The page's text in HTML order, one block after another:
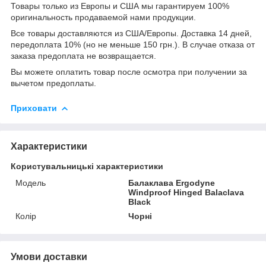
Товары только из Европы и США мы гарантируем 100%
оригинальность продаваемой нами продукции.
Все товары доставляются из США/Европы. Доставка 14 дней,
передоплата 10% (но не меньше 150 грн.). В случае отказа от
заказа предоплата не возвращается.
Вы можете оплатить товар после осмотра при получении за
вычетом предоплаты.
Приховати
Характеристики
Користувальницькі характеристики
Мoдель
Балаклава Ergodyne
Windproof Hinged Balaclava
Black
Колір
Чорні
Умови доставки